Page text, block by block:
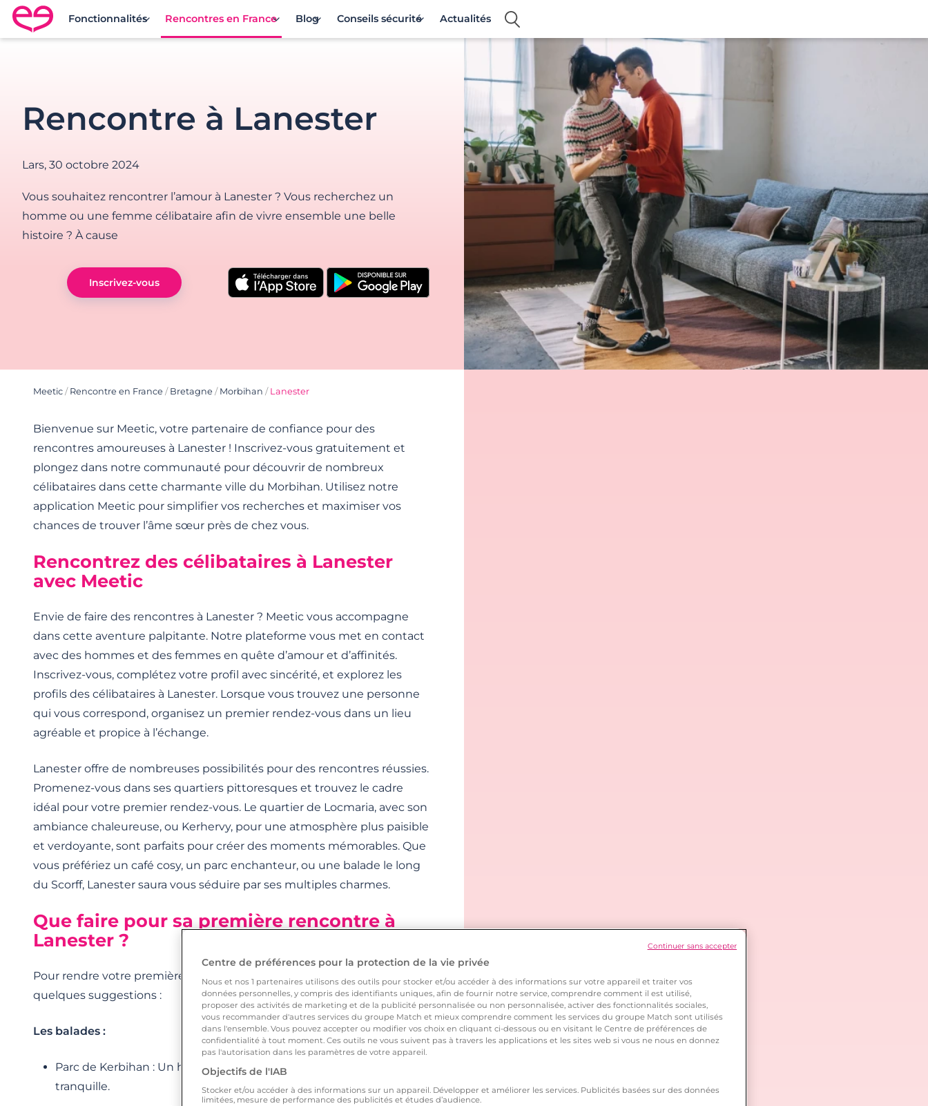
Rencontre en France avec Meetic
Fonctionnalités Rencontres en France Blog Conseils sécurité Actualités
Rencontre à Lanester
Lars, 30 octobre 2024
Vous souhaitez rencontrer l’amour à Lanester ? Vous recherchez un
homme ou une femme célibataire afin de vivre ensemble une belle
histoire ? À cause
Inscrivez-vous
Meetic / Rencontre en France / Bretagne / Morbihan / Lanester
Bienvenue sur Meetic, votre partenaire de confiance pour des
rencontres amoureuses à Lanester ! Inscrivez-vous gratuitement et
plongez dans notre communauté pour découvrir de nombreux
célibataires dans cette charmante ville du Morbihan. Utilisez notre
application Meetic pour simplifier vos recherches et maximiser vos
chances de trouver l’âme sœur près de chez vous.
Rencontrez des célibataires à Lanester
avec Meetic
Envie de faire des rencontres à Lanester ? Meetic vous accompagne
dans cette aventure palpitante. Notre plateforme vous met en contact
avec des hommes et des femmes en quête d’amour et d’affinités.
Inscrivez-vous, complétez votre profil avec sincérité, et explorez les
profils des célibataires à Lanester. Lorsque vous trouvez une personne
qui vous correspond, organisez un premier rendez-vous dans un lieu
agréable et propice à l’échange.
Lanester offre de nombreuses possibilités pour des rencontres réussies.
Promenez-vous dans ses quartiers pittoresques et trouvez le cadre
idéal pour votre premier rendez-vous. Le quartier de Locmaria, avec son
ambiance chaleureuse, ou Kerhervy, pour une atmosphère plus paisible
et verdoyante, sont parfaits pour créer des moments mémorables. Que
vous préfériez un café cosy, un parc enchanteur, ou une balade le long
du Scorff, Lanester saura vous séduire par ses multiples charmes.
Que faire pour sa première rencontre à
Lanester ?
Pour rendre votre première rencontre inoubliable à Lanester, voici
quelques suggestions :
Les balades :
Parc de Kerbihan : Un havre de verdure idéal pour une promenade
tranquille.
Centre de préférences pour la protection de la vie privée
Nous et nos 1 partenaires utilisons des outils pour stocker et/ou accéder à des informations sur votre appareil et traiter vos
données personnelles, y compris des identifiants uniques, afin de fournir notre service, comprendre comment il est utilisé,
proposer des activités de marketing et de la publicité personnalisée ou non personnalisée, activer des fonctionnalités sociales,
vous recommander d'autres services du groupe Match et mieux comprendre comment les services du groupe Match sont utilisés
dans l'ensemble. Vous pouvez accepter ou modifier vos choix en cliquant ci-dessous ou en visitant le Centre de préférences de
confidentialité à tout moment. Ces outils ne vous suivent pas à travers les applications et les sites web si vous ne nous en donnez
pas l'autorisation dans les paramètres de votre appareil.
Objectifs de l'IAB
Stocker et/ou accéder à des informations sur un appareil. Développer et améliorer les services. Publicités basées sur des données
limitées, mesure de performance des publicités et études d’audience.
Continuer sans accepter